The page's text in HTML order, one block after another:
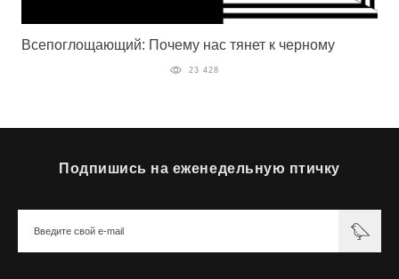
Всепоглощающий: Почему нас тянет к черному
23 428
Подпишись на еженедельную птичку